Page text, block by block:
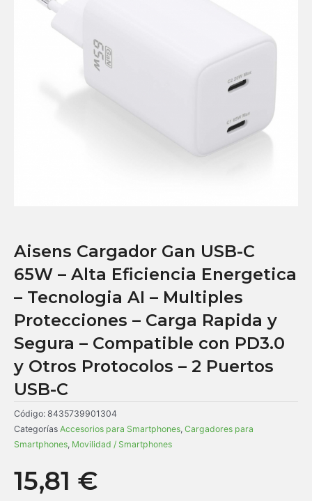
Aisens Cargador Gan USB-C
65W – Alta Eficiencia Energetica
– Tecnologia AI – Multiples
Protecciones – Carga Rapida y
Segura – Compatible con PD3.0
y Otros Protocolos – 2 Puertos
USB-C
Código: 8435739901304
Categorías Accesorios para Smartphones, Cargadores para
Smartphones, Movilidad / Smartphones
15,81 €